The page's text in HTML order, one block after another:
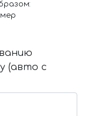
(авто с